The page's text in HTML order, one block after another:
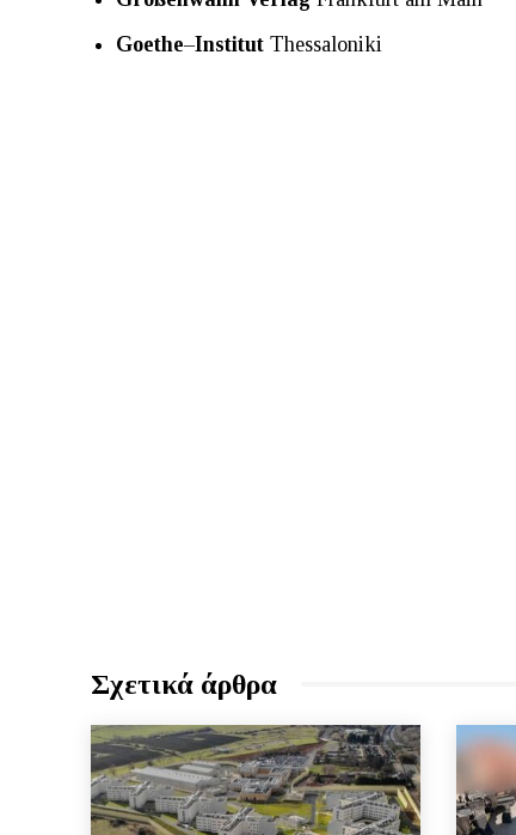
Goethe–Institut Thessaloniki
Σχετικά άρθρα